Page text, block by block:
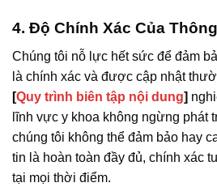
4. Độ Chính Xác Của
Chúng tôi nỗ lực hết sức để đảm
là chính xác và được cập nhật
[Quy trình biên tập nội dung]
lĩnh vực y khoa không ngừng phát
chúng tôi không thể đảm bảo hay
tin là hoàn toàn đầy đủ, chính xác
tại mọi thời điểm.